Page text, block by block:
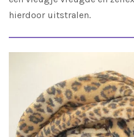
hierdoor uitstralen.